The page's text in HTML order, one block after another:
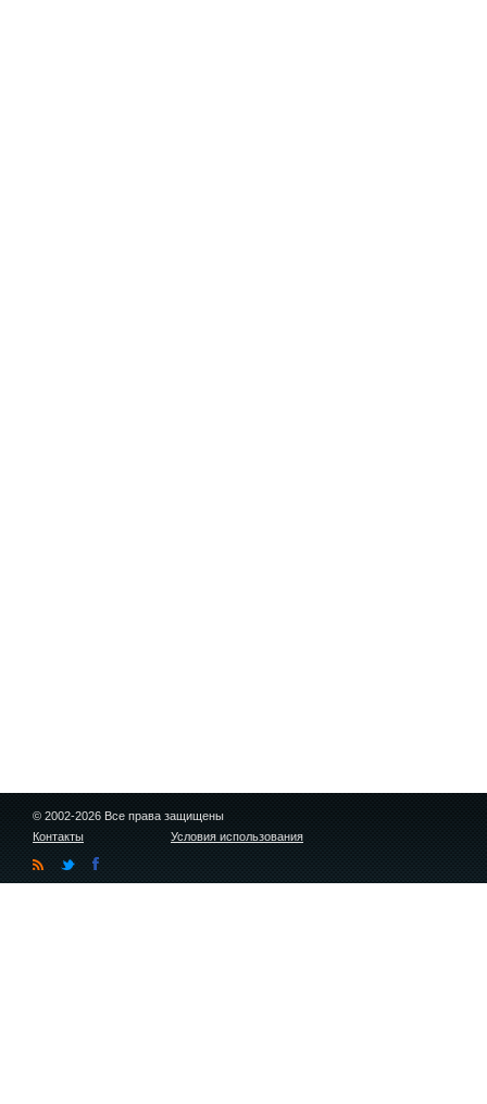
© 2002-2026 Все права защищены
Контакты
Условия использования